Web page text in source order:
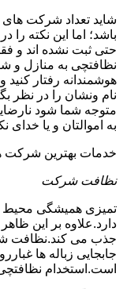
شاید تعداد شرکت های
باشد؛ اما این نکته
حتی ثبت نشده اند و
نظافتچی به منازل و
هوشمندانه رفتار
نام ونشان را در نظر
متوجه شما شود
به اموالتان و یا
خدمات بهترین شرکت
نظافت شرکت
تمیزی همیشگی محیط
دارد.علاوه بر این
جذب می کند.نظافت
جابجایی زباله ها
است.استخدام